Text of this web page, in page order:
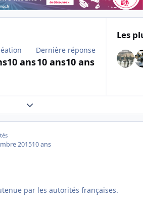
10 ans
Dernière réponse
10 ans10 ans
Les
Expand topic overview
201510 ans
par les autorités françaises.